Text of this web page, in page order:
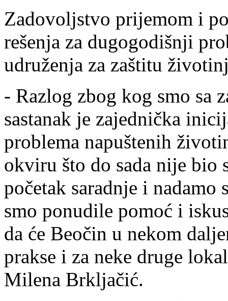
Zadovoljstvo prijemom i
rešenja za dugogodišnji
udruženja za zaštitu
- Razlog zbog kog smo sa
sastanak je zajednička
problema napuštenih
okviru što do sada nije bio
početak saradnje i
smo ponudile pomoć i
da će Beočin u nekom
prakse i za neke druge
Milena Brkljačić.